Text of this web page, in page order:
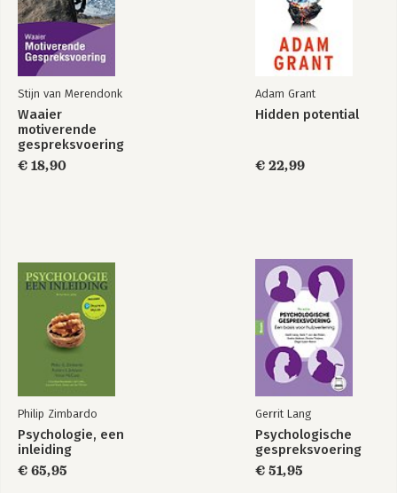
Stijn van Merendonk
Waaier
motiverende
gespreksvoering
€ 18,90
Adam Grant
Hidden potential
€ 22,99
Philip Zimbardo
Psychologie, een
inleiding
€ 65,95
Gerrit Lang
Psychologische
gespreksvoering
€ 51,95